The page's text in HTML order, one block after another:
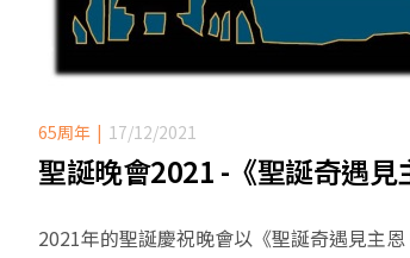
65周年 17/12/2021
聖誕晚會2021 -《聖誕奇遇見
2021年的聖誕慶祝晚會以《聖誕奇遇見主